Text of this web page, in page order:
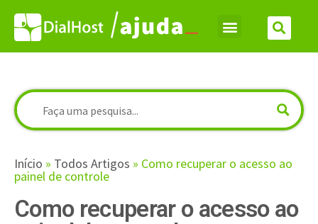
Início » Todos Artigos » Como recuperar o acesso ao
painel de controle
Como recuperar o acesso ao